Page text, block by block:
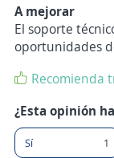
A mejorar
El soporte
oportunidades
Recomienda
¿Esta opinión
Sí 1